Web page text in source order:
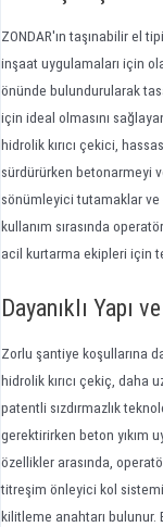
ZONDAR'ın taşınabilir el
inşaat uygulamaları için
önünde bulundurularak
için ideal olmasını
hidrolik kırıcı çekici,
sürdürürken betonarmeyi
sönümleyici tutamaklar ve
kullanım sırasında
acil kurtarma ekipleri için
Dayanıklı Yapı
Zorlu şantiye koşullarına
hidrolik kırıcı çekiç,
patentli sızdırmazlık
gerektirirken beton yıkım
özellikler arasında,
titreşim önleyici kol
kilitleme anahtarı bulunur.